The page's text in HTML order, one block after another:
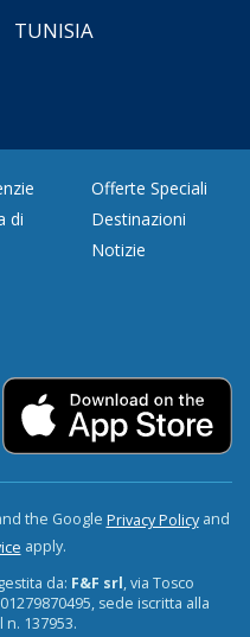
TUNISIA
di
Offerte Speciali
Destinazioni
Notizie
the Google Privacy Policyand
apply.
da: F&F srl, via Tosco
sede iscritta alla
n. 137953.